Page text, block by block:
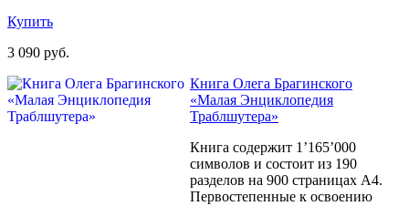
Купить
3 090 руб.
Книга Олега Брагинского
«Малая Энциклопедия
Траблшутера»
Книга содержит 1’165’000
символов и состоит из 190
разделов на 900 страницах A4.
Первостепенные к освоению